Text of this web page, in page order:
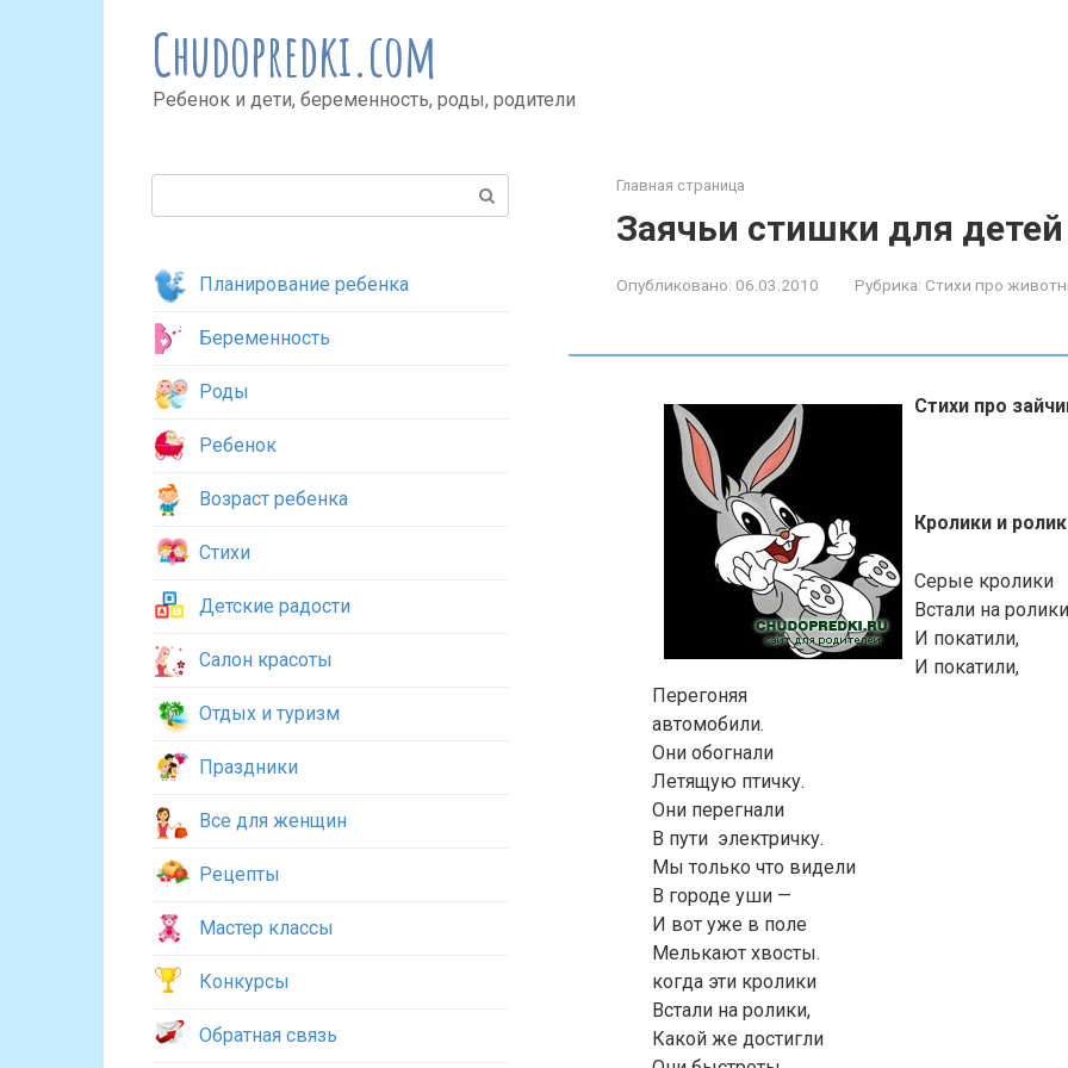
Chudopredki.com
Ребенок и дети, беременность, роды, родители
Главная страница
Заячьи стишки для детей
Опубликовано: 06.03.2010 Рубрика: Стихи про
Стихи про
Кролики и
Серые кролики
Встали на ролики
И покатили,
И покатили,
Перегоняя
автомобили.
Они обогнали
Летящую птичку.
Они перегнали
В пути электричку.
Мы только что видели
В городе уши —
И вот уже в поле
Мелькают хвосты.
когда эти кролики
Встали на ролики,
Какой же достигли
Планирование ребенка
Беременность
Роды
Ребенок
Возраст ребенка
Стихи
Детские радости
Салон красоты
Отдых и туризм
Праздники
Все для женщин
Рецепты
Мастер классы
Конкурсы
Обратная связь